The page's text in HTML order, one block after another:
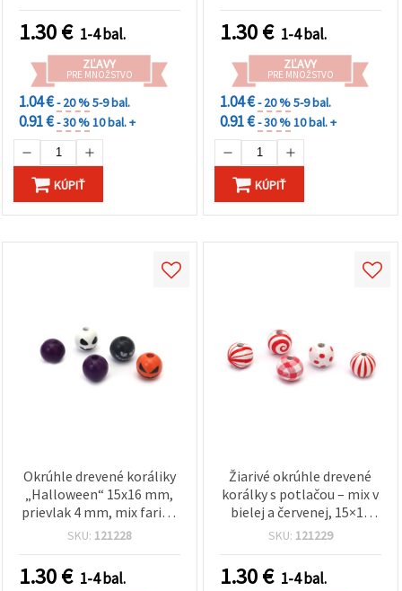
1.30€ 1-4 bal.
ZĽAVY
PRE MNOŽSTVO
1.04 €- 20 %5-9 bal.
0.91 €- 30 %10 bal. +
KÚPIŤ
náramkov, náhrdelníkov a
dekorácií
1.30€ 1-4 bal.
ZĽAVY
PRE MNOŽSTVO
1.04 €- 20 %5-9 bal.
0.91 €- 30 %10 bal. +
KÚPIŤ
Okrúhle drevené koráliky
„Halloween“ 15x16 mm,
prievlak 4 mm, mix farieb
- 10 ks
SKU: 121228
1.30€ 1-4 bal.
Žiarivé okrúhle drevené
korálky s potlačou – mix v
bielej a červenej, 15×16
mm, otvor 4 mm, sada 10
SKU: 121229
1.30€ 1-4 bal.